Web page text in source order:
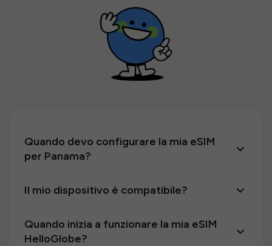
Quando devo configurare la mia eSIM
per Panama?
Il mio dispositivo è compatibile?
Quando inizia a funzionare la mia eSIM
HelloGlobe?